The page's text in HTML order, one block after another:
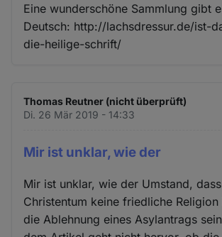
Eine wunderschöne Sammlung gibt
Deutsch: http://lachsdressur.de/ist-
die-heilige-schrift/
Thomas Reutner (nicht überprüft)
Di. 26 Mär 2019 - 14:33
Mir ist unklar, wie der
Mir ist unklar, wie der Umstand,
Christentum keine friedliche
die Ablehnung eines Asylantrags